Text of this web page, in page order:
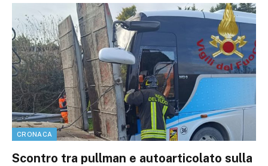
CRONACA
Scontro tra pullman e autoarticolato sulla